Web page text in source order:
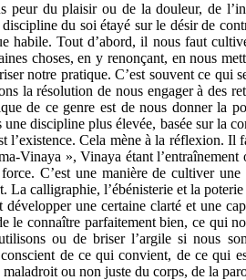
peur du plaisir ou de la douleur, de
du soi étayé sur le désir de
habile. Tout d’abord, il nous faut
choses, en y renonçant, en nous
notre pratique. C’est souvent ce qui
la résolution de nous engager à des
de ce genre est de nous donner la
discipline plus élevée, basée sur la
l’existence. Cela mène à la réflexion. Il
Vinaya », Vinaya étant
C’est une manière de cultiver
La calligraphie, l’ébénisterie et la
développer une certaine clarté et une
le connaître parfaitement bien, ce qui
ou de briser l’argile si nous
de ce qui convient, de ce qui
maladroit ou non juste du corps, de la